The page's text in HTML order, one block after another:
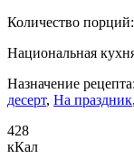
Количество порций:
Национальная
Назначение рецепта:
десерт, На праздник,
428
кКал